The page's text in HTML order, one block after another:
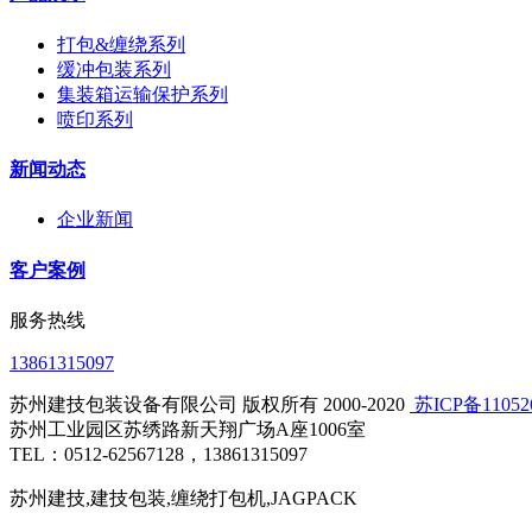
打包&缠绕系列
缓冲包装系列
集装箱运输保护系列
喷印系列
新闻动态
企业新闻
客户案例
服务热线
13861315097
苏州建技包装设备有限公司 版权所有 2000-2020
苏ICP备
苏州工业园区苏绣路新天翔广场A座1006室
TEL：0512-62567128，13861315097
苏州建技,建技包装,缠绕打包机,JAGPACK